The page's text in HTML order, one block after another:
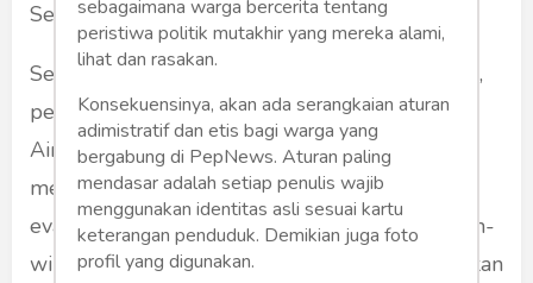
Senayan, Jumat (5/12).
Sebanyak 50 unit helikopter dari berbagai tipe,
pesawat angkut berat Hercules C-130J, serta
Airbus A400 telah diterjunkan untuk
mempercepat penyaluran bantuan logistik,
evakuasi korban, dan distribusi BBM ke wilayah-
wilayah yang terputus aksesnya akibat kerusakan
sebagaimana warga bercerita tentang
peristiwa politik mutakhir yang mereka alami,
lihat dan rasakan.
Konsekuensinya, akan ada serangkaian aturan
adimistratif dan etis bagi warga yang
bergabung di PepNews. Aturan paling
mendasar adalah setiap penulis wajib
menggunakan identitas asli sesuai kartu
keterangan penduduk. Demikian juga foto
profil yang digunakan.